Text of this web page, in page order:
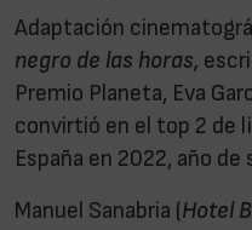
Adaptación
negro de las horas,
Premio Planeta, Eva
convirtió en el top 2 de
España en 2022, año
Manuel Sanabria (Hotel